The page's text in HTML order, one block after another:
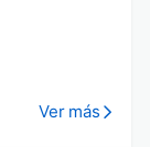
Ver más